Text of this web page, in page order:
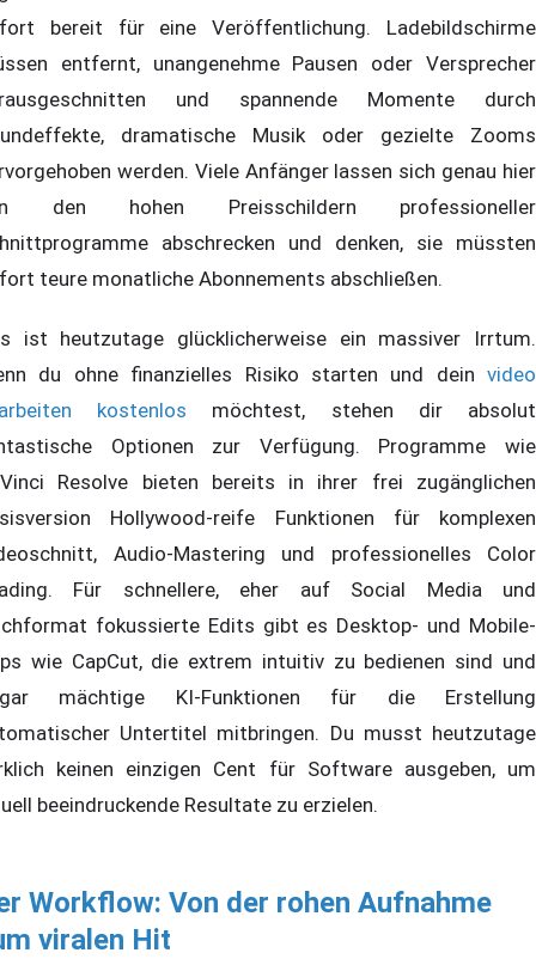
bereit für eine Veröffentlichung. Ladebildschirme
entfernt, unangenehme Pausen oder Versprecher
und spannende Momente durch
dramatische Musik oder gezielte Zooms
werden. Viele Anfänger lassen sich genau hier
den hohen Preisschildern professioneller
abschrecken und denken, sie müssten
teure monatliche Abonnements abschließen.
ist heutzutage glücklicherweise ein massiver Irrtum.
du ohne finanzielles Risiko starten und dein video
kostenlos möchtest, stehen dir absolut
Optionen zur Verfügung. Programme wie
Resolve bieten bereits in ihrer frei zugänglichen
Hollywood-reife Funktionen für komplexen
Audio-Mastering und professionelles Color
Für schnellere, eher auf Social Media und
fokussierte Edits gibt es Desktop- und Mobile-
wie CapCut, die extrem intuitiv zu bedienen sind und
mächtige KI-Funktionen für die Erstellung
Untertitel mitbringen. Du musst heutzutage
keinen einzigen Cent für Software ausgeben, um
beeindruckende Resultate zu erzielen.
Workflow: Von der rohen Aufnahme
viralen Hit